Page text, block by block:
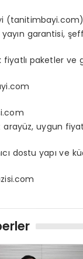
(tanitimbayi.com)
yayın garantisi,
fiyatlı paketler ve
arayüz, uygun
dostu yapı ve